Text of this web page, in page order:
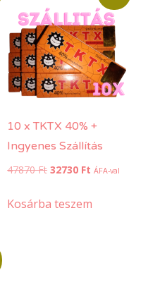
10 x TKTX 40% +
Ingyenes Szállítás
47870Ft Original
was:
32730 Ft Current
is:
ÁFA-val
Kosárba teszem